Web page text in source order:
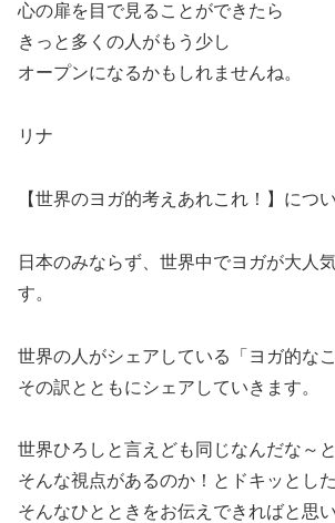
心の扉を目で見ることができたら
きっと多くの人がもう少し
オープンになるかもしれませんね。
リナ
【世界のヨガ的考えあれこれ！】につ
日本のみならず、世界中でヨガが大人
す。
世界の人がシェアしている「ヨガ的な
その訳とともにシェアしていきます。
世界ひろしと言えども同じなんだな～
そんな視点があるのか！とドキッとし
そんなひとときをお伝えできればと思い